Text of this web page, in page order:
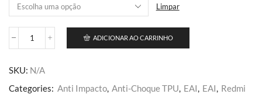
Limpar
Rm
quantidade
ADICIONAR AO CARRINHO
SKU: N/A
Categories: Anti Impacto, Anti-Choque TPU, EAI, EAI, Redmi